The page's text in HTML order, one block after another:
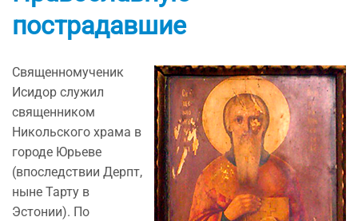
пострадавшие
Священномученик
Исидор служил
священником
Никольского храма в
городе Юрьеве
(впоследствии Дерпт,
ныне Тарту в
Эстонии). По